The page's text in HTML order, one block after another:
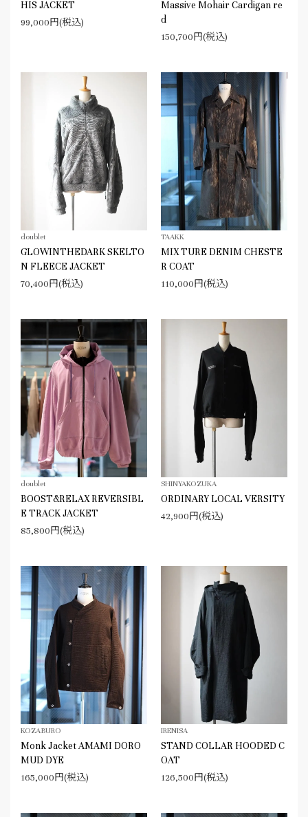
HIS JACKET
99,000円(税込)
Massive Mohair Cardigan re
d
150,700円(税込)
doublet
GLOWINTHEDARK SKELTO
N FLEECE JACKET
70,400円(税込)
TAAKK
MIX TURE DENIM CHESTE
R COAT
110,000円(税込)
doublet
BOOST&RELAX REVERSIBL
E TRACK JACKET
85,800円(税込)
SHINYAKOZUKA
ORDINARY LOCAL VERSITY
42,900円(税込)
KOZABURO
Monk Jacket AMAMI DORO
MUD DYE
165,000円(税込)
IRENISA
STAND COLLAR HOODED C
OAT
126,500円(税込)